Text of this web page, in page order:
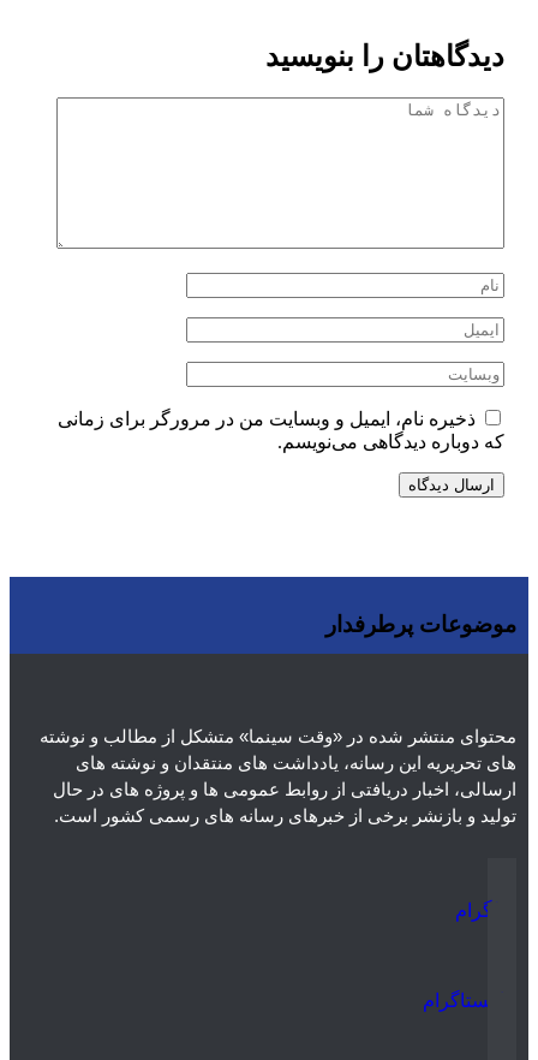
دیدگاهتان را بنویسید
ذخیره نام، ایمیل و وبسایت من در مرورگر برای زمانی
که دوباره دیدگاهی می‌نویسم.
موضوعات پرطرفدار
محتوای منتشر شده در «وقت سینما» متشکل از مطالب و نوشته
های تحریریه این رسانه، یادداشت های منتقدان و نوشته های
ارسالی، اخبار دریافتی از روابط عمومی ها و پروژه های در حال
تولید و بازنشر برخی از خبرهای رسانه های رسمی کشور است.
تلگرام
اینستاگرام